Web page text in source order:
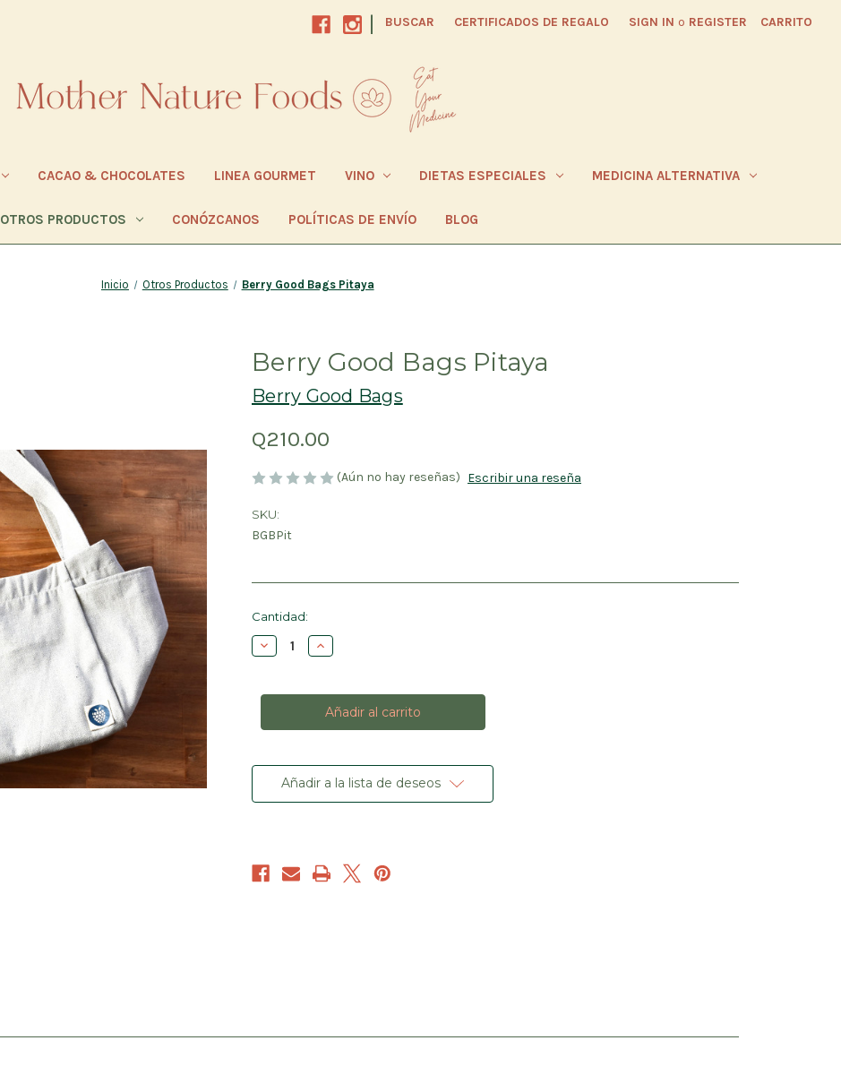
| BUSCAR CERTIFICADOS DE REGALO SIGN IN o REGISTER CARRITO
CACAO & CHOCOLATES LINEA GOURMET VINO DIETAS ESPECIALES MEDICINA ALTERNATIVA
OTROS PRODUCTOS CONÓZCANOS POLÍTICAS DE ENVÍO BLOG
Inicio Otros Productos Berry Good Bags Pitaya
Berry Good Bags Pitaya
Berry Good Bags
Q210.00
(Aún no hay reseñas) Escribir una reseña
SKU:
BGBPit
Cantidad
actual
de
Cantidad:
Disminuir
la
Berry
Pitaya
Aumentar
la
Berry
Good
Bags
Pitaya
Añadir a la lista de deseos